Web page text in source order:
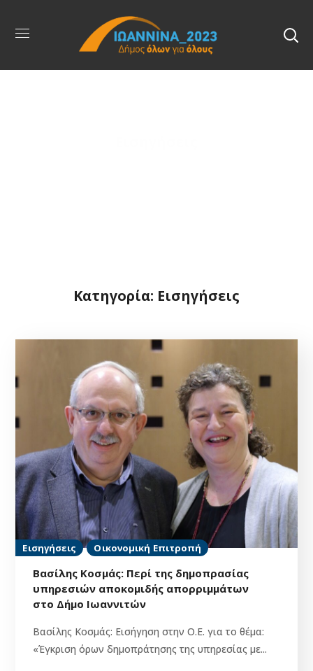
Κατηγορία: Εισηγήσεις
Εισηγήσεις Οικονομική Επιτροπή
Βασίλης Κοσμάς: Περί της δημοπρασίας
υπηρεσιών αποκομιδής απορριμμάτων
στο Δήμο Ιωαννιτών
Βασίλης Κοσμάς: Εισήγηση στην Ο.Ε. για το θέμα:
«Έγκριση όρων δημοπράτησης της υπηρεσίας με...